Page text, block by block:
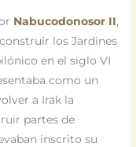
Nabucodonosor II,
los Jardines
en el siglo VI
como un
a Irak la
partes de
inscrito su